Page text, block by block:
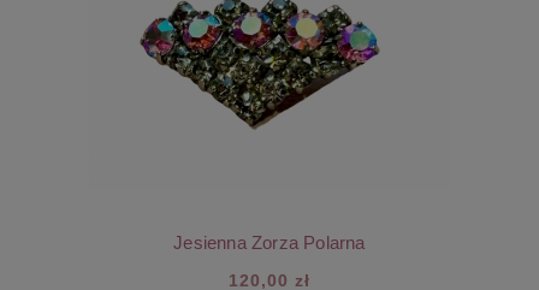
Jesienna Zorza Polarna
120,00 zł